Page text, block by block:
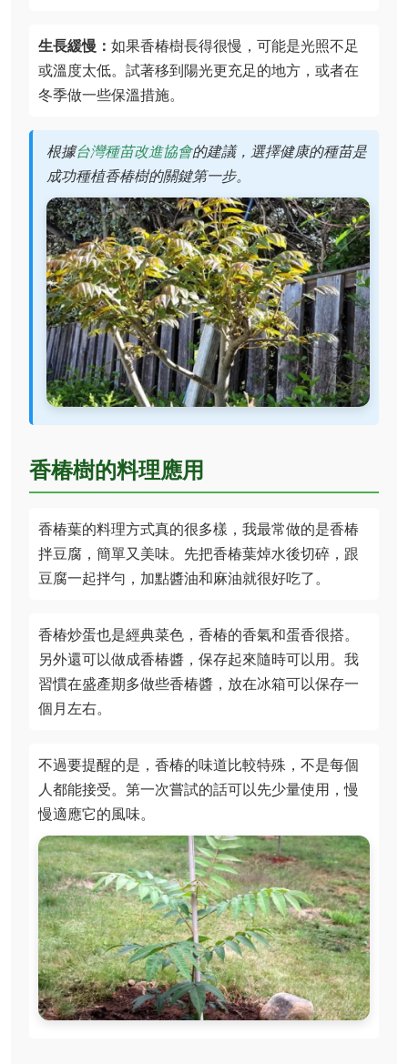
生長緩慢： 如果香椿樹長得很慢，可能是光照不足
或溫度太低。試著移到陽光更充足的地方，或者在
冬季做一些保溫措施。
根據台灣種苗改進協會的建議，選擇健康的種苗是
成功種植香椿樹的關鍵第一步。
香椿樹的料理應用
香椿葉的料理方式真的很多樣，我最常做的是香椿
拌豆腐，簡單又美味。先把香椿葉焯水後切碎，跟
豆腐一起拌勻，加點醬油和麻油就很好吃了。
香椿炒蛋也是經典菜色，香椿的香氣和蛋香很搭。
另外還可以做成香椿醬，保存起來隨時可以用。我
習慣在盛產期多做些香椿醬，放在冰箱可以保存一
個月左右。
不過要提醒的是，香椿的味道比較特殊，不是每個
人都能接受。第一次嘗試的話可以先少量使用，慢
慢適應它的風味。